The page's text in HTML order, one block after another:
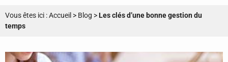
Vous êtes ici :Accueil > Blog >Les clés d’une bonne gestion du
temps